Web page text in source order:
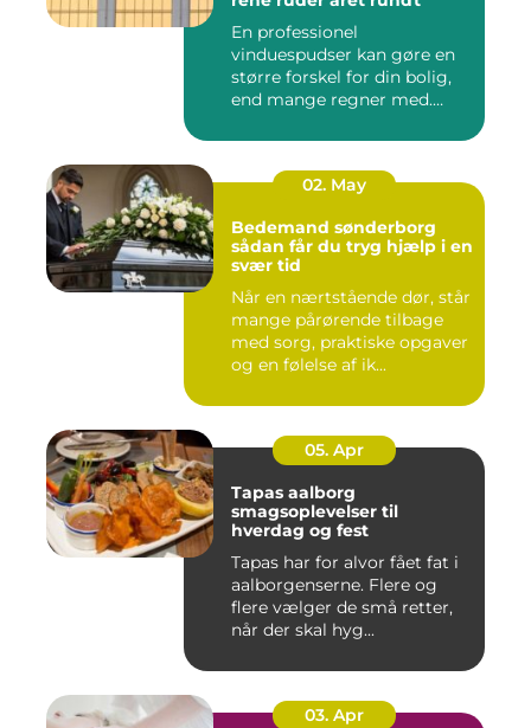
En professionel
vinduespudser kan gøre en
større forskel for din bolig,
end mange regner med.
02. May
Bedemand sønderborg
sådan får du tryg hjælp i en
svær tid
Når en nærtstående dør, står
mange pårørende tilbage
med sorg, praktiske opgaver
og en følelse af ik...
05. Apr
Tapas aalborg
smagsoplevelser til
hverdag og fest
Tapas har for alvor fået fat i
aalborgenserne. Flere og
flere vælger de små retter,
når der skal hyg...
03. Apr